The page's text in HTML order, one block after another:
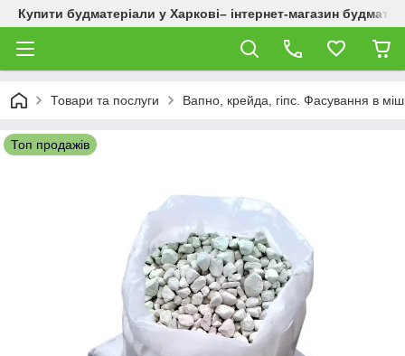
Купити будматеріали у Харкові– інтернет-магазин
Товари та послуги Вапно, крейда, гіпс. Фасування в
Топ продажів